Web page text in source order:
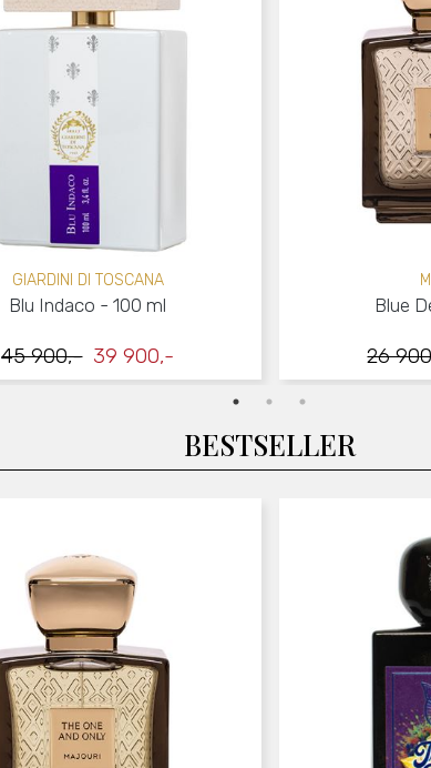
45 900,- 39 900,-
GIARDINI DI TOSCANA
Blu Indaco - 100 ml
26
Blue
BESTSELLER